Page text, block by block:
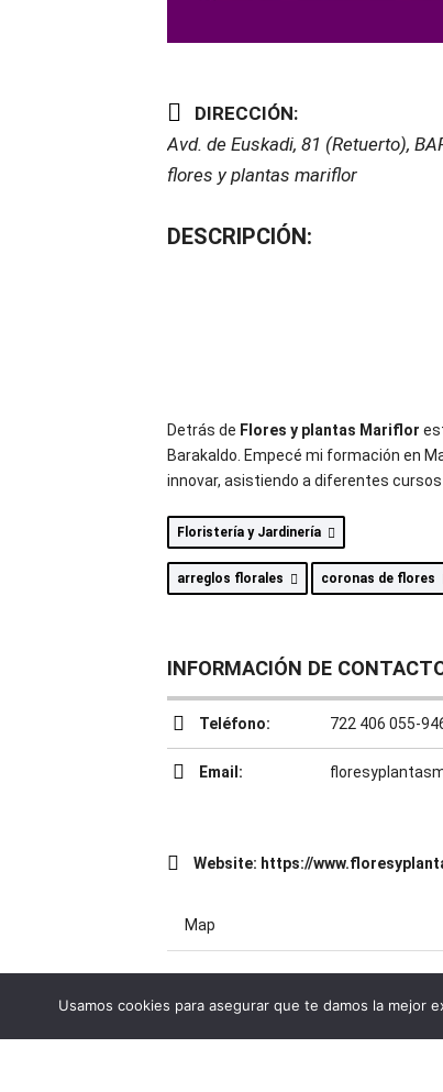
DIRECCIÓN:
Avd. de Euskadi, 81 (Retuerto),
flores y plantas mariflor
DESCRIPCIÓN:
Detrás de Flores y plantas Mariflor
Barakaldo. Empecé mi formación en
innovar, asistiendo a diferentes
Floristería y Jardinería
arreglos florales coronas de flores
INFORMACIÓN DE
Teléfono: 722 406 055-
Email:
Website: https://
Map
Usamos cookies para asegurar que te damos la mejor